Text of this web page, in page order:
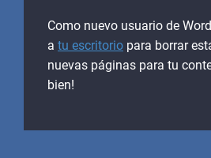
Como nuevo usuario de
a tu escritorio para borrar
nuevas páginas para tu
bien!